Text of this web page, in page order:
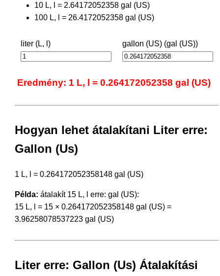
10 L, l = 2.64172052358 gal (US)
100 L, l = 26.4172052358 gal (US)
liter (L, l) gallon (US) (gal (US))
Eredmény: 1 L, l = 0.264172052358 gal (US)
Hogyan lehet átalakítani Liter erre:
Gallon (Us)
1 L, l = 0.264172052358148 gal (US)
Példa: átalakít 15 L, l erre: gal (US):
15 L, l = 15 × 0.264172052358148 gal (US) =
3.96258078537223 gal (US)
Liter erre: Gallon (Us) Átalakítási